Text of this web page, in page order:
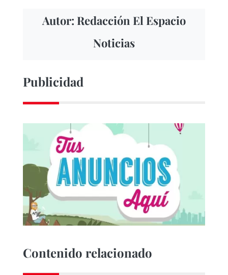
Autor: Redacción El Espacio
Noticias
Publicidad
Contenido relacionado